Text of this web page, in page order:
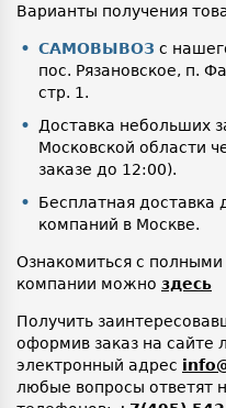
Варианты получения
САМОВЫВОЗ с
пос. Рязановское, п.
стр. 1.
Доставка небольших
Московской области
заказе до 12:00).
Бесплатная доставка
компаний в Москве.
Ознакомиться с
компании можно здесь
Получить
оформив заказ на сайте
электронный адрес
любые вопросы ответят